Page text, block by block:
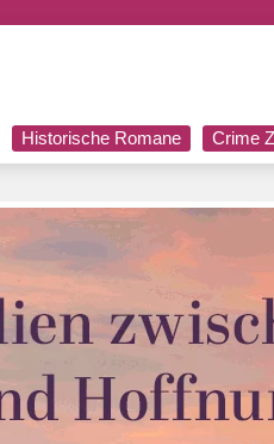
Historische Romane Crime